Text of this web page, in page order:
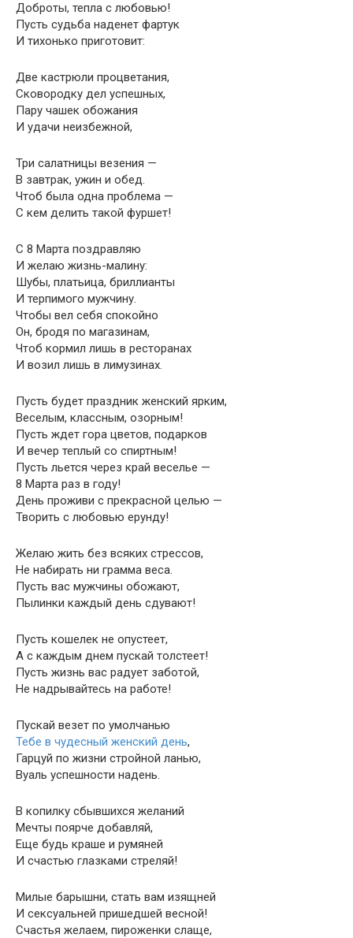
Доброты, тепла с любовью!
Пусть судьба наденет фартук
И тихонько приготовит:
Две кастрюли процветания,
Сковородку дел успешных,
Пару чашек обожания
И удачи неизбежной,
Три салатницы везения —
В завтрак, ужин и обед.
Чтоб была одна проблема —
С кем делить такой фуршет!
С 8 Марта поздравляю
И желаю жизнь-малину:
Шубы, платьица, бриллианты
И терпимого мужчину.
Чтобы вел себя спокойно
Он, бродя по магазинам,
Чтоб кормил лишь в ресторанах
И возил лишь в лимузинах.
Пусть будет праздник женский ярким,
Веселым, классным, озорным!
Пусть ждет гора цветов, подарков
И вечер теплый со спиртным!
Пусть льется через край веселье —
8 Марта раз в году!
День проживи с прекрасной целью —
Творить с любовью ерунду!
Желаю жить без всяких стрессов,
Не набирать ни грамма веса.
Пусть вас мужчины обожают,
Пылинки каждый день сдувают!
Пусть кошелек не опустеет,
А с каждым днем пускай толстеет!
Пусть жизнь вас радует заботой,
Не надрывайтесь на работе!
Пускай везет по умолчанью
Тебе в чудесный женский день,
Гарцуй по жизни стройной ланью,
Вуаль успешности надень.
В копилку сбывшихся желаний
Мечты поярче добавляй,
Еще будь краше и румяней
И счастью глазками стреляй!
Милые барышни, стать вам изящней
И сексуальней пришедшей весной!
Счастья желаем, пироженки слаще,